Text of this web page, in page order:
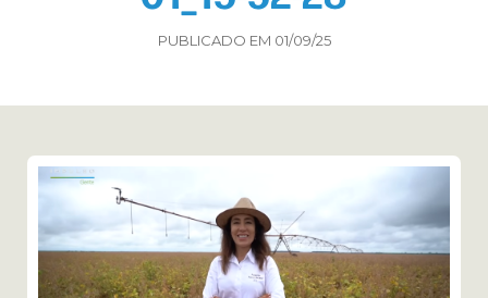
PUBLICADO EM 01/09/25